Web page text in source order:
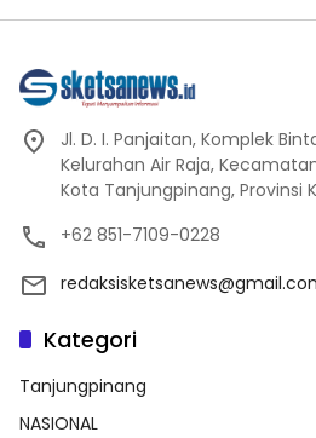
Jl. D. I. Panjaitan, Komplek
Kelurahan Air Raja,
Kota Tanjungpinang, Provinsi
+62 851-7109-0228
Kategori
Tanjungpinang
NASIONAL